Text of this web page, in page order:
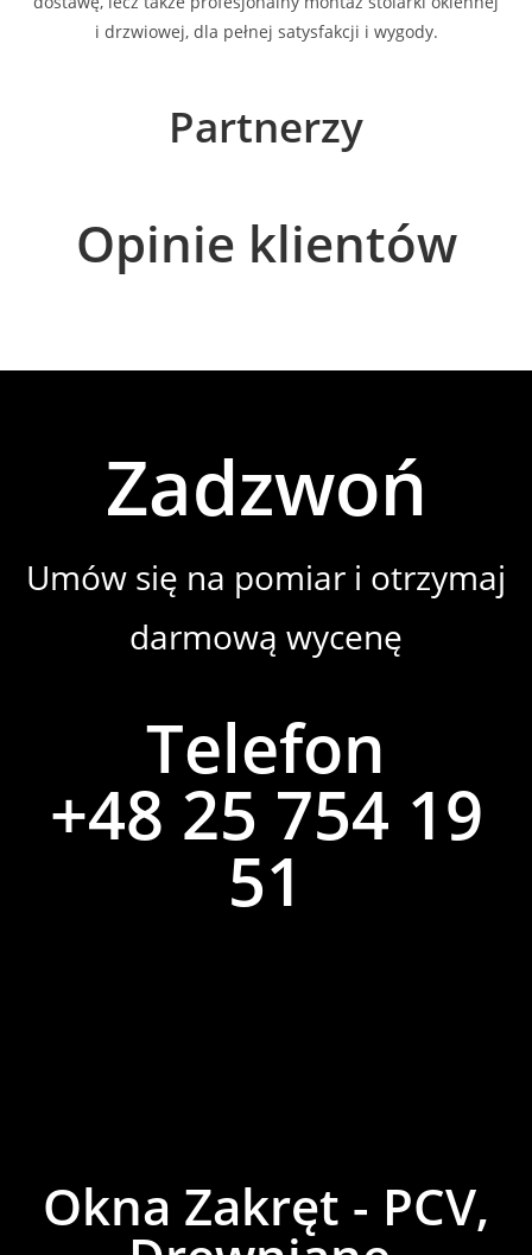
i drzwiowej, dla pełnej satysfakcji i wygody.
Partnerzy
Opinie klientów
Zadzwoń
Umów się na pomiar i otrzymaj
darmową wycenę
Telefon
+48 25 754 19
51
Okna Zakręt - PCV,